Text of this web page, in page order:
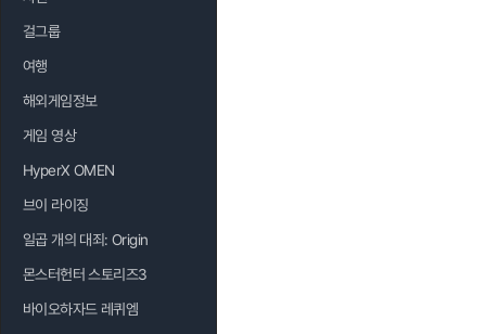
걸그룹
여행
해외게임정보
게임 영상
HyperX OMEN
브이 라이징
일곱 개의 대죄: Origin
몬스터헌터 스토리즈3
바이오하자드 레퀴엠